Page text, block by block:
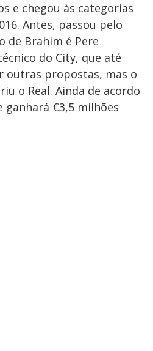
e chegou às categorias
Antes, passou pelo
de Brahim é Pere
do City, que até
outras propostas, mas o
o Real. Ainda de acordo
ganhará €3,5 milhões